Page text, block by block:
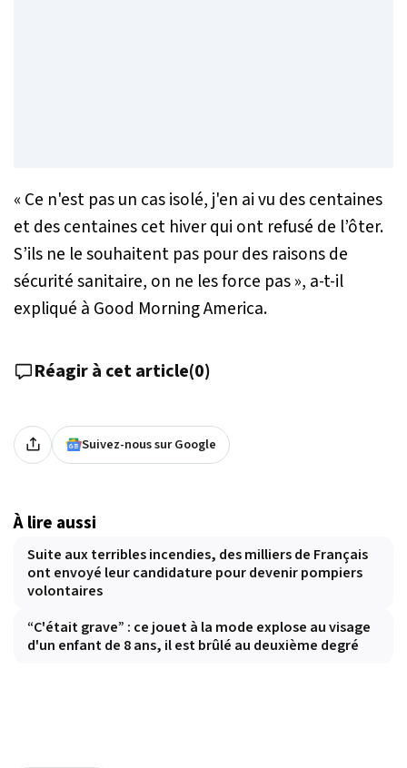
« Ce n'est pas un cas isolé, j'en ai vu des centaines
et des centaines cet hiver qui ont refusé de l’ôter.
S’ils ne le souhaitent pas pour des raisons de
sécurité sanitaire, on ne les force pas », a-t-il
expliqué à Good Morning America.
Réagir à cet article(0)
Suivez-nous sur Google
À lire aussi
Suite aux terribles incendies, des milliers de Français
ont envoyé leur candidature pour devenir pompiers
volontaires
“C'était grave” : ce jouet à la mode explose au visage
d'un enfant de 8 ans, il est brûlé au deuxième degré